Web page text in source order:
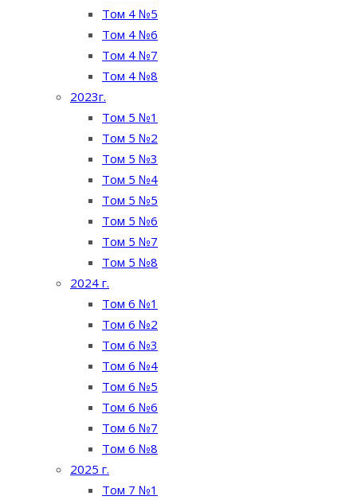
Том 4 №5
Том 4 №6
Том 4 №7
Том 4 №8
2023г.
Том 5 №1
Том 5 №2
Том 5 №3
Том 5 №4
Том 5 №5
Том 5 №6
Том 5 №7
Том 5 №8
2024 г.
Том 6 №1
Том 6 №2
Том 6 №3
Том 6 №4
Том 6 №5
Том 6 №6
Том 6 №7
Том 6 №8
2025 г.
Том 7 №1